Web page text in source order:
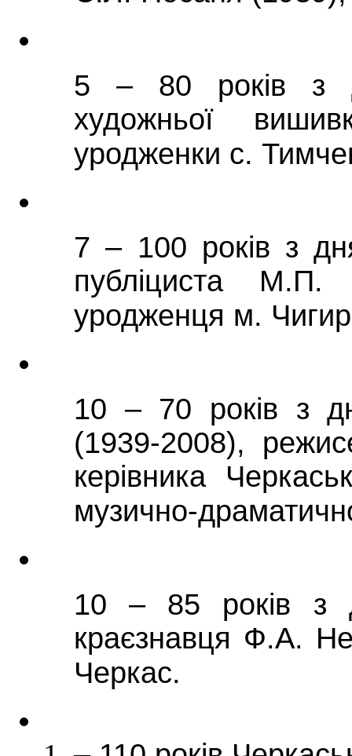
5 – 80 років з
художньої
уродженки с.
7 – 100 років з
публіциста М.П.
уродженця м.
10 – 70 років з
(1939-2008),
керівника
музично-
10 – 85 років з
краєзнавця Ф.А.
Черкас.